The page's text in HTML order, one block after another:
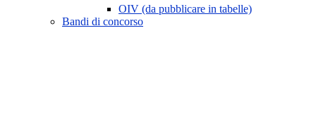
OIV (da pubblicare in tabelle)
Bandi di concorso